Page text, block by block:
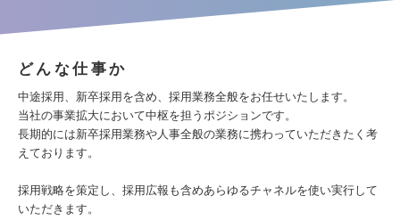
どんな仕事か
中途採用、新卒採用を含め、採用業務全般をお任せいたします。
当社の事業拡大において中枢を担うポジションです。
長期的には新卒採用業務や人事全般の業務に携わっていただきたく考
えております。
採用戦略を策定し、採用広報も含めあらゆるチャネルを使い実行して
いただきます。